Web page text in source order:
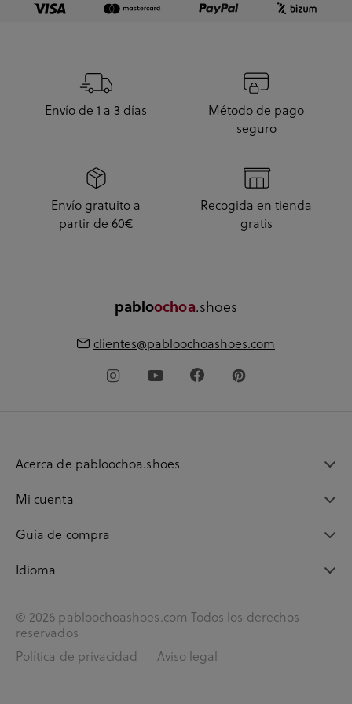
Envío de 1 a 3 días
Método de pago
seguro
Envío gratuito a
partir de 60€
Recogida en tienda
gratis
pabloochoa.shoes
clientes@pabloochoashoes.com
Acerca de pabloochoa.shoes
Mi cuenta
Guía de compra
Idioma
© 2026 pabloochoashoes.com Todos los derechos
reservados
Política de privacidad
Aviso legal